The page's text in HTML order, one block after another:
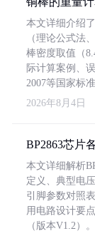
本文详细介绍
（理论公式法
棒密度取值（
际计算案例、
2007等国家标准
2026年8月4日
BP2863芯片
本文详细解析
定义、典型电
引脚参数对照
用电路设计要
（版本V1.2）。